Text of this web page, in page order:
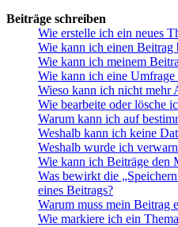
Beiträge schreiben
Wie erstelle ich ein neues
Wie kann ich einen Beitrag
Wie kann ich meinem
Wie kann ich eine Umfrage
Wieso kann ich nicht mehr
Wie bearbeite oder lösche
Warum kann ich auf
Weshalb kann ich keine
Weshalb wurde ich
Wie kann ich Beiträge den
Was bewirkt die
eines Beitrags?
Warum muss mein Beitrag
Wie markiere ich ein